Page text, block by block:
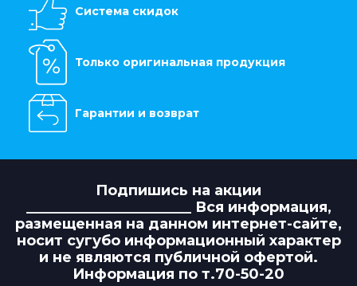
Система скидок
Только оригинальная продукция
Гарантии и возврат
Подпишись на акции
_______________________ Вся информация,
размещенная на данном интернет-сайте,
носит сугубо информационный характер
и не являются публичной офертой.
Информация по т.70-50-20